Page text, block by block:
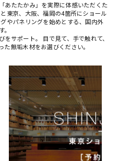
あたたかみ」を実際に体感いただくた
東京、大阪、福岡の4箇所にショール
やパネリングを始めとする、国内外
サポート。 目で見て、手で触れて、
無垢木材をお選びください。